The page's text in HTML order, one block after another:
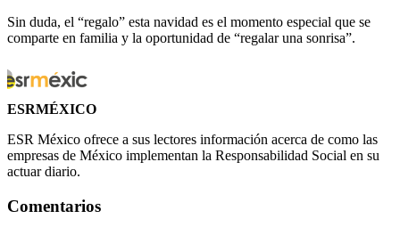
Sin duda, el “regalo” esta navidad es el momento especial que se
comparte en familia y la oportunidad de “regalar una sonrisa”.
ESRMÉXICO
ESR México ofrece a sus lectores información acerca de como las
empresas de México implementan la Responsabilidad Social en su
actuar diario.
Comentarios